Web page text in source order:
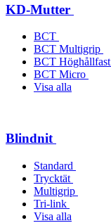
KD-Mutter
BCT
BCT Multigrip
BCT Höghållfast
BCT Micro
Visa alla
Blindnit
Standard
Trycktät
Multigrip
Tri-link
Visa alla